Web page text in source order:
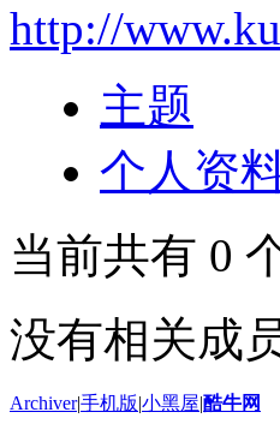
http://
主题
个人资
当前共有 0
没有相关成
Archiver|手机版|小黑屋|酷牛网